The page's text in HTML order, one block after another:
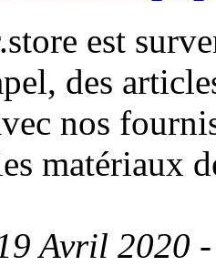
est
des
nos
matériaux
Avril 2020